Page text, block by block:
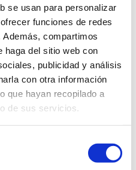
se usan para personalizar
funciones de redes
compartimos
haga del sitio web con
publicidad y análisis
con otra información
que hayan recopilado a
de sus servicios.
dosis de ingenio y humor.